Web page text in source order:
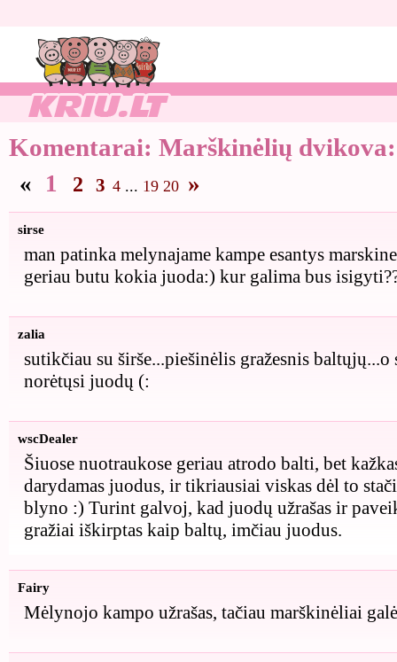
Komentarai: Marškinėlių
« 1 2 3 4 ... 19 20 »
sirse
man patinka melynajame kampe esantys
geriau butu kokia juoda:) kur galima bus
zalia
sutikčiau su širše...piešinėlis gražesnis
norėtųsi juodų (:
wscDealer
Šiuose nuotraukose geriau atrodo balti, bet
darydamas juodus, ir tikriausiai viskas dėl to
blyno :) Turint galvoj, kad juodų užrašas ir
gražiai iškirptas kaip baltų, imčiau juodus.
Fairy
Mėlynojo kampo užrašas, tačiau marškinėliai